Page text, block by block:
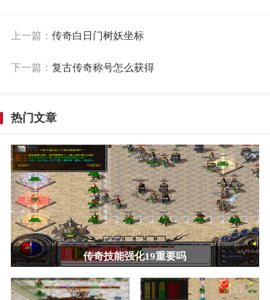
上一篇： 传奇白日门树妖坐标
下一篇： 复古传奇称号怎么获得
热门文章
传奇技能强化19重要吗